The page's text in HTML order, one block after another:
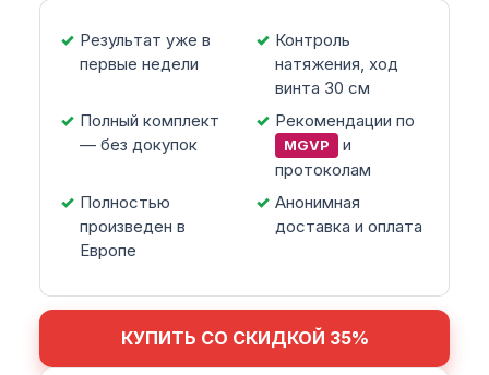
Результат уже в
первые недели
Контроль
натяжения, ход
винта 30 см
Полный комплект
— без докупок
Рекомендации по
MGVP
и
протоколам
Полностью
произведен в
Европе
Анонимная
доставка и оплата
КУПИТЬ СО СКИДКОЙ 35%